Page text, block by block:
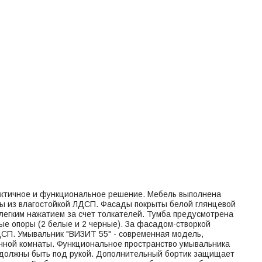
и функциональное решение. Мебель выполнена
из влагостойкой ЛДСП. Фасады покрыты белой глянцевой
нажатием за счет толкателей. Тумба предусмотрена
опоры (2 белые и 2 черные). За фасадом-створкой
Умывальник "ВИЗИТ 55" - современная модель,
комнаты. Функциональное пространство умывальника
быть под рукой. Дополнительный бортик защищает